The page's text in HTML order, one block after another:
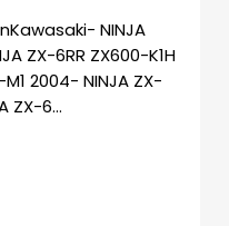
NINJA
ZX-6RR ZX600-K1H
2004- NINJA ZX-
ZX-6…